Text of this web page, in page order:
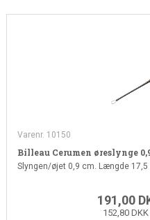
Varenr. 10150
Billeau Cerumen øreslynge
Slyngen/øjet 0,9 cm. Længde
191,00
152,80